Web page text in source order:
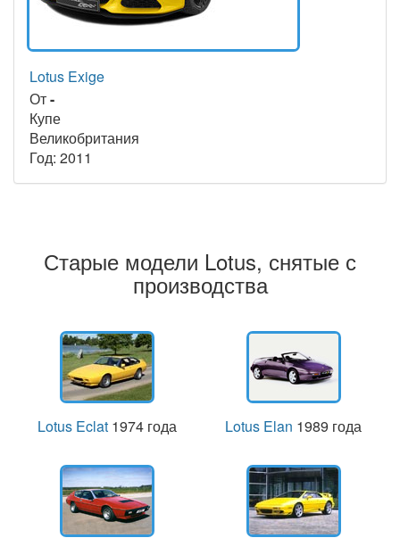
Lotus Exige
От-
Купе
Великобритания
Год: 2011
Старые модели Lotus, снятые с
производства
Lotus Eclat1974 года Lotus Elan 1989 года